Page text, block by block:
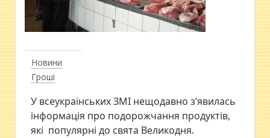
Новини
Гроші
У всеукраїнських ЗМІ нещодавно з’явилась
інформація про подорожчання продуктів,
які популярні до свята Великодня.